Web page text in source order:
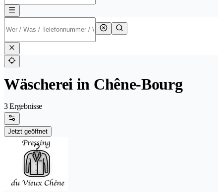
Wäscherei in Chêne-Bourg
3 Ergebnisse
Jetzt geöffnet